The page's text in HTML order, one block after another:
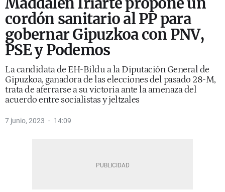
cordón sanitario al PP para
gobernar Gipuzkoa con PNV,
PSE y Podemos
La candidata de EH-Bildu a la Diputación General de
Gipuzkoa, ganadora de las elecciones del pasado 28-M,
trata de aferrarse a su victoria ante la amenaza del
acuerdo entre socialistas y jeltzales
7 junio, 2023 14:09